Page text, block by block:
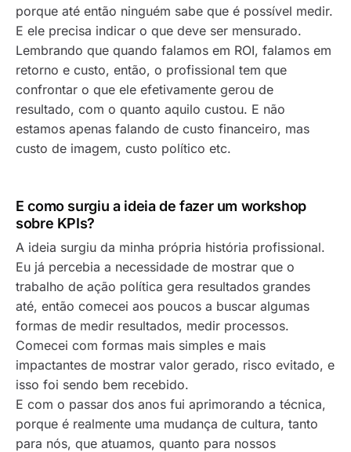
porque até então ninguém sabe que é possível medir.
E ele precisa indicar o que deve ser mensurado.
Lembrando que quando falamos em ROI, falamos em
retorno e custo, então, o profissional tem que
confrontar o que ele efetivamente gerou de
resultado, com o quanto aquilo custou. E não
estamos apenas falando de custo financeiro, mas
custo de imagem, custo político etc.
E como surgiu a ideia de fazer um workshop
sobre KPIs?
A ideia surgiu da minha própria história profissional.
Eu já percebia a necessidade de mostrar que o
trabalho de ação política gera resultados grandes
até, então comecei aos poucos a buscar algumas
formas de medir resultados, medir processos.
Comecei com formas mais simples e mais
impactantes de mostrar valor gerado, risco evitado, e
isso foi sendo bem recebido.
E com o passar dos anos fui aprimorando a técnica,
porque é realmente uma mudança de cultura, tanto
para nós, que atuamos, quanto para nossos